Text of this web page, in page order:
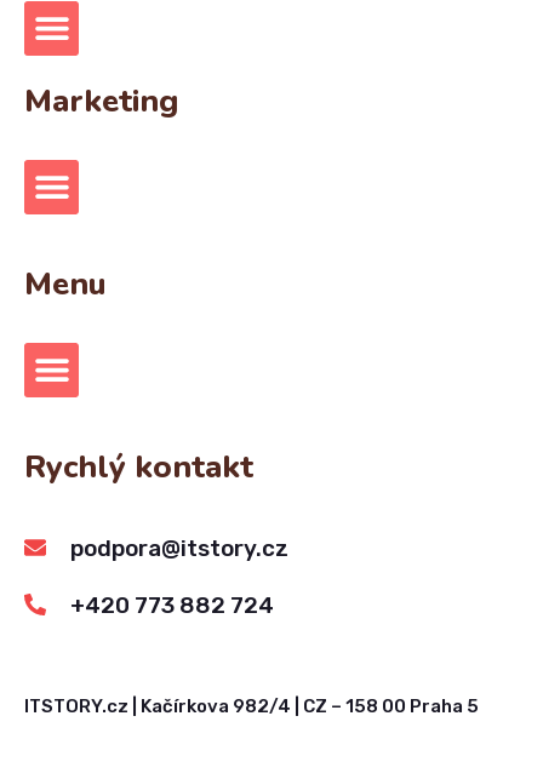
Marketing
Menu
Rychlý kontakt
podpora@itstory.cz
+420 773 882 724
ITSTORY.cz | Kačírkova 982/4 | CZ – 158 00 Praha 5